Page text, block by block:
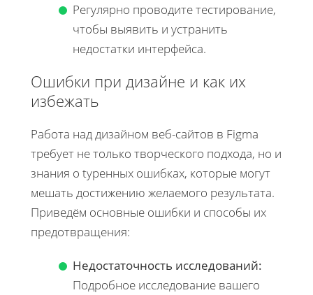
Регулярно проводите тестирование,
чтобы выявить и устранить
недостатки интерфейса.
Ошибки при дизайне и как их
избежать
Работа над дизайном веб-сайтов в Figma
требует не только творческого подхода, но и
знания о typенных ошибках, которые могут
мешать достижению желаемого результата.
Приведём основные ошибки и способы их
предотвращения:
Недостаточность исследований:
Подробное исследование вашего